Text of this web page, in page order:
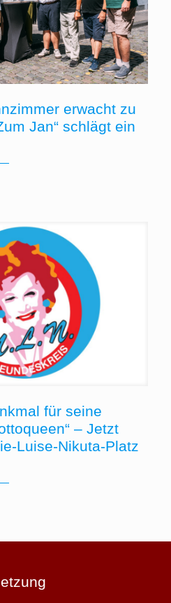
erwacht zu
Jan“ schlägt ein
für seine
– Jetzt
Luise-Nikuta-Platz